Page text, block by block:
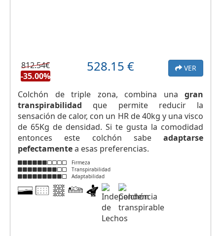
812.54€
-35.00%
528.15 € VER
Colchón de triple zona, combina una gran
transpirabilidad que permite reducir la
sensación de calor, con un HR de 40kg y una visco
de 65Kg de densidad. Si te gusta la comodidad
entonces este colchón sabe adaptarse
pefectamentea esas preferencias.
Firmeza
Transpirabilidad
Adaptabilidad